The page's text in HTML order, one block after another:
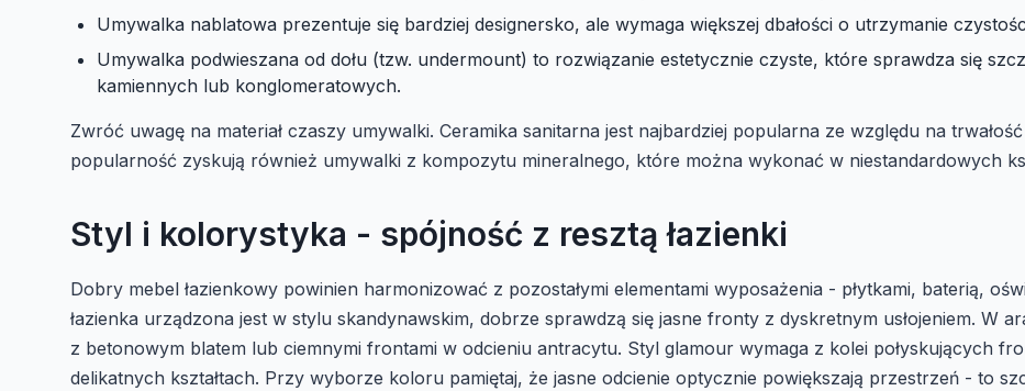
Umywalka nablatowa prezentuje się bardziej designersko, ale wymaga większej dbałości o utrzymanie
Umywalka podwieszana od dołu (tzw. undermount) to rozwiązanie estetycznie czyste, które sprawdza się
kamiennych lub konglomeratowych.
Zwróć uwagę na materiał czaszy umywalki. Ceramika sanitarna jest najbardziej popularna ze względu na
popularność zyskują również umywalki z kompozytu mineralnego, które można wykonać w niestandardowych
Styl i kolorystyka - spójność z resztą łazienki
Dobry mebel łazienkowy powinien harmonizować z pozostałymi elementami wyposażenia - płytkami, baterią,
łazienka urządzona jest w stylu skandynawskim, dobrze sprawdzą się jasne fronty z dyskretnym usłojeniem. W
z betonowym blatem lub ciemnymi frontami w odcieniu antracytu. Styl glamour wymaga z kolei połyskujących
delikatnych kształtach. Przy wyborze koloru pamiętaj, że jasne odcienie optycznie powiększają przestrzeń - to